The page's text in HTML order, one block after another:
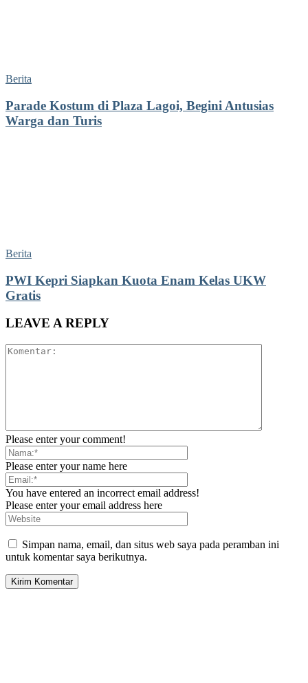
Berita
Parade Kostum di Plaza Lagoi, Begini Antusias
Warga dan Turis
Berita
PWI Kepri Siapkan Kuota Enam Kelas UKW
Gratis
LEAVE A REPLY
Please enter your comment!
Please enter your name here
You have entered an incorrect email address!
Please enter your email address here
Simpan nama, email, dan situs web saya pada peramban ini
untuk komentar saya berikutnya.